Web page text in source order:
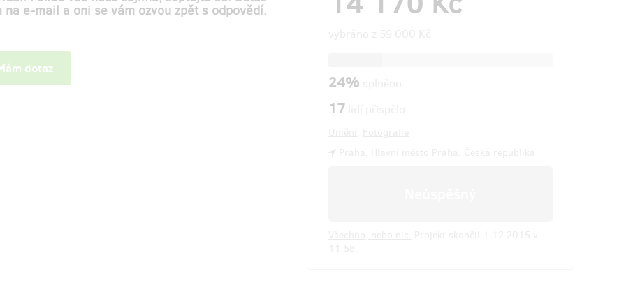
e-mail a oni se vám ozvou zpět s odpovědí.
dotaz
24%
17